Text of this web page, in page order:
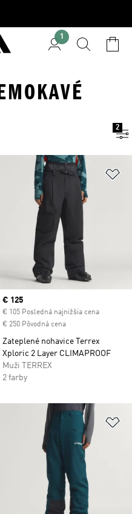
1
2
do zoznamu želaných
Current price
€ 125
€ 105 Posledná najnižšia cena
€ 250 Pôvodná cena
Zateplené nohavice Terrex
Xploric 2 Layer CLIMAPROOF
Muži TERREX
2 farby
do zoznamu želaných